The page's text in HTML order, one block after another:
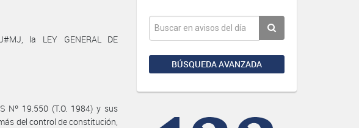
BÚSQUEDA AVANZADA
la LEY GENERAL DE
Nº 19.550 (T.O. 1984) y sus
del control de constitución,